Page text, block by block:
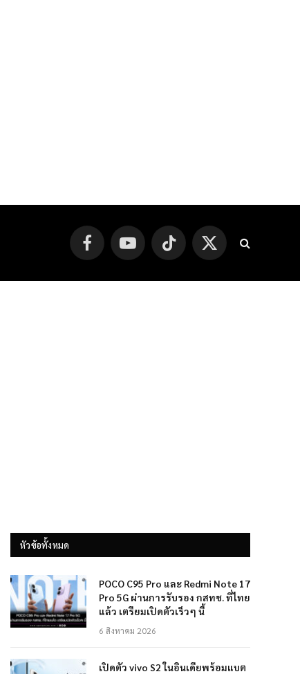
FacebookYouTube TikTok
X
(Twitter)
หัวข้อทั้งหมด
POCO C95 Pro และ Redmi Note 17
Pro 5G ผ่านการรับรอง กสทช. ที่ไทย
แล้ว เตรียมเปิดตัวเร็วๆ นี้
6 สิงหาคม 2026
เปิดตัว vivo S2 ในอินเดียพร้อมแบต